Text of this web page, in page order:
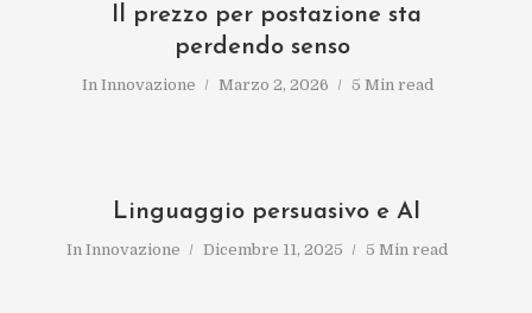
Il prezzo per postazione sta
perdendo senso
In Innovazione Marzo 2, 2026 5 Min read
Linguaggio persuasivo e AI
In Innovazione Dicembre 11, 2025 5 Min read